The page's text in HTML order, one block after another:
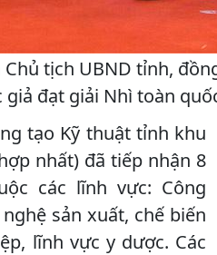
tịch UBND tỉnh,
đạt giải Nhì toàn
tạo Kỹ thuật tỉnh khu
nhất) đã tiếp nhận 8
các lĩnh vực: Công
sản xuất, chế biến
lĩnh vực y dược. Các